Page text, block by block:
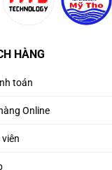
HÀNG
toán
Online